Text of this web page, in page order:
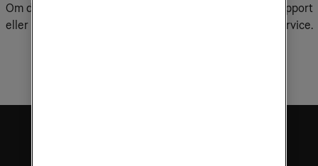
Om du redan är kund hos Tele2 Företag och behöver support
eller service för dina tjänster ber vi dig kontakta kundservice.